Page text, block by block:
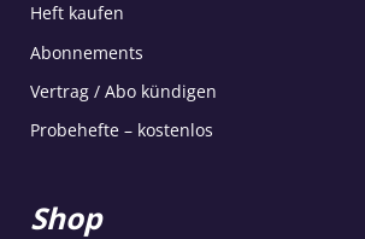
Heft kaufen
Abonnements
Vertrag / Abo kündigen
Probehefte – kostenlos
Shop